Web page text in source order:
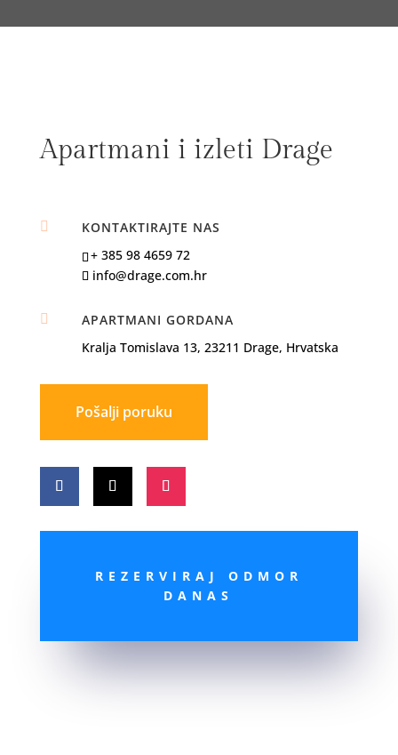
Apartmani i izleti Drage

KONTAKTIRAJTE NAS
+ 385 98 4659 72
info@drage.com.hr

APARTMANI GORDANA
Kralja Tomislava 13, 23211 Drage, Hrvatska
Pošalji poruku
REZERVIRAJ ODMOR
DANAS